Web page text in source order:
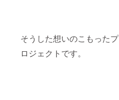
そうした想いのこもったプ
ロジェクトです。